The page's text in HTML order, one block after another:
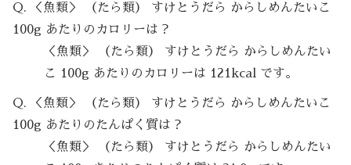
Q. ＜魚類＞ （たら類） すけとうだら からしめんたいこ
100g あたりのカロリーは？
＜魚類＞ （たら類） すけとうだら からしめんたい
こ 100g あたりのカロリーは 121kcal です。
Q. ＜魚類＞ （たら類） すけとうだら からしめんたいこ
100g あたりのたんぱく質は？
＜魚類＞ （たら類） すけとうだら からしめんたい